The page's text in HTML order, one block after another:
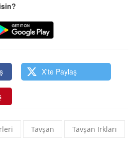
X'te Paylaş
Tavşan Tavşan Irkları